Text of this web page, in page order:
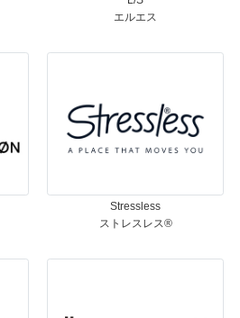
エルエス
Stressless
ストレスレス®